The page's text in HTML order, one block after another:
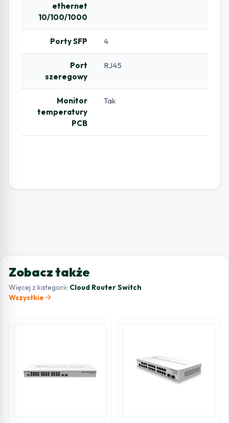
ethernet
10/100/1000
Porty SFP 4
Port
szeregowy
RJ45
Monitor
temperatury
PCB
Tak
Zobacz także
Więcej z kategorii: Cloud Router Switch
Wszystkie arrow_forward